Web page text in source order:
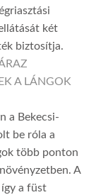
két
biztosítja.
A LÁNGOK
a Bekecsi-
be róla a
több ponton
A
a füst